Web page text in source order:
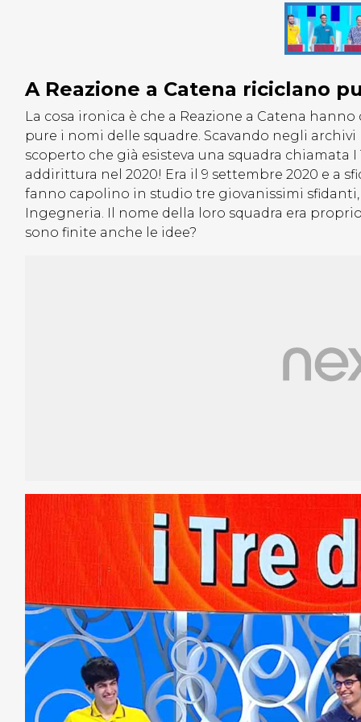
A Reazione a Catena riciclano
La cosa ironica è che a Reazione a Catena
pure i nomi delle squadre. Scavando negli
scoperto che già esisteva una squadra chiamata
addirittura nel 2020! Era il 9 settembre 2020 e a
fanno capolino in studio tre giovanissimi
Ingegneria. Il nome della loro squadra era
sono finite anche le idee?